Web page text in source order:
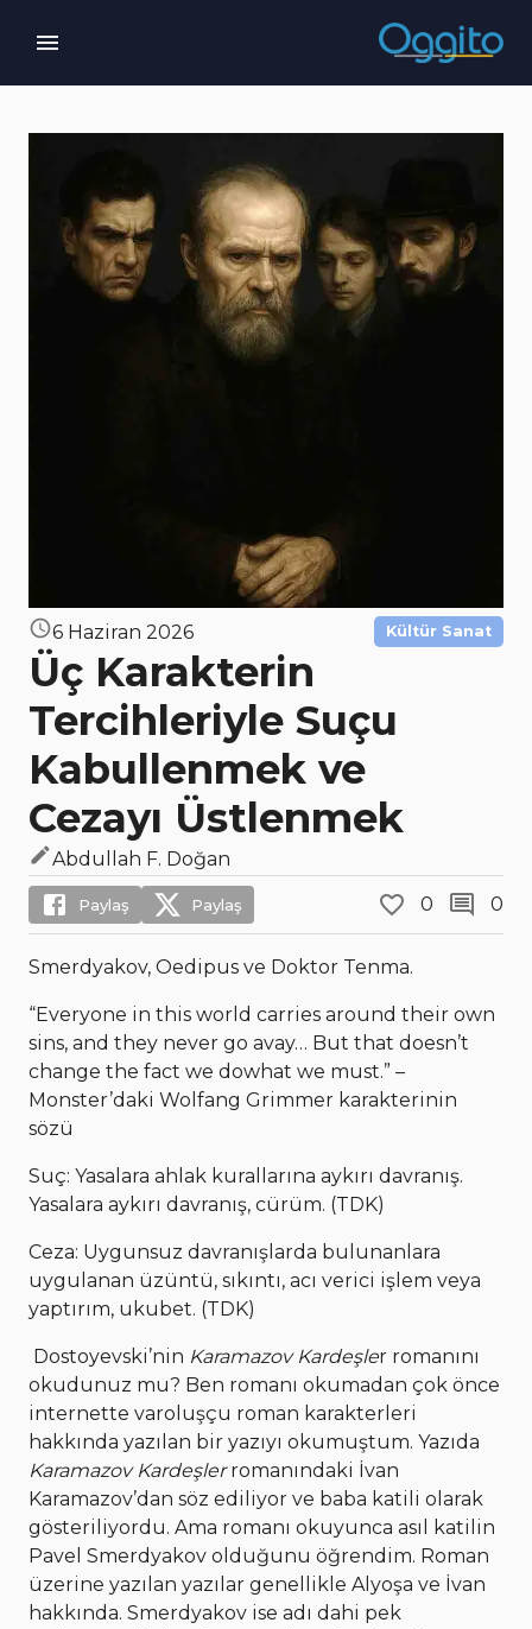
6 Haziran 2026 Kültür Sanat
Üç Karakterin
Tercihleriyle Suçu
Kabullenmek ve
Cezayı Üstlenmek
Abdullah F. Doğan
Paylaş Paylaş 0 0
Smerdyakov, Oedipus ve Doktor Tenma.
“Everyone in this world carries around their own
sins, and they never go avay… But that doesn’t
change the fact we dowhat we must.” –
Monster’daki Wolfang Grimmer karakterinin
sözü
Suç: Yasalara ahlak kurallarına aykırı davranış.
Yasalara aykırı davranış, cürüm. (TDK)
Ceza: Uygunsuz davranışlarda bulunanlara
uygulanan üzüntü, sıkıntı, acı verici işlem veya
yaptırım, ukubet. (TDK)
Dostoyevski’nin Karamazov Kardeşler romanını
okudunuz mu? Ben romanı okumadan çok önce
internette varoluşçu roman karakterleri
hakkında yazılan bir yazıyı okumuştum. Yazıda
Karamazov Kardeşlerromanındaki İvan
Karamazov’dan söz ediliyor ve baba katili olarak
gösteriliyordu. Ama romanı okuyunca asıl katilin
Pavel Smerdyakov olduğunu öğrendim. Roman
üzerine yazılan yazılar genellikle Alyoşa ve İvan
hakkında. Smerdyakov ise adı dahi pek